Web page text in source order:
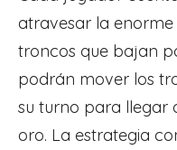
atravesar la
troncos que bajan
podrán mover los
su turno para llegar
oro. La estrategia